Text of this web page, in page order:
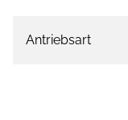
Antriebsart